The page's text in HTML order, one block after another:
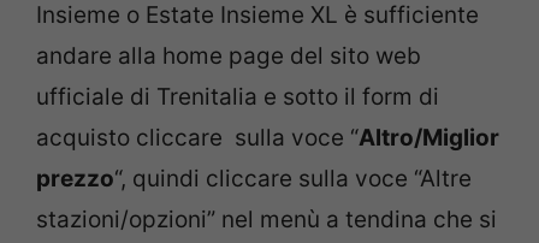
Insieme o Estate Insieme XL è sufficiente
andare alla home page del sito web
ufficiale di Trenitalia e sotto il form di
acquisto cliccare sulla voce “Altro/Miglior
prezzo“, quindi cliccare sulla voce “Altre
stazioni/opzioni” nel menù a tendina che si